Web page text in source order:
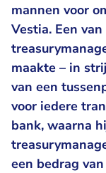
mannen voor
Vestia. Een
maakte – in
van een
voor iedere
bank, waarna
een bedrag